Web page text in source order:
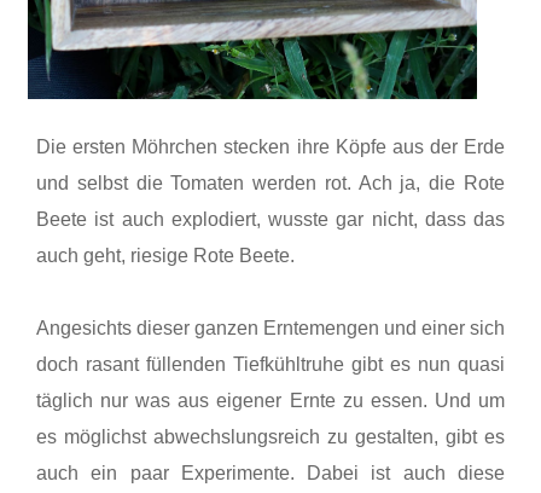
Die ersten Möhrchen stecken ihre Köpfe aus der Erde
und selbst die Tomaten werden rot. Ach ja, die Rote
Beete ist auch explodiert, wusste gar nicht, dass das
auch geht, riesige Rote Beete.
Angesichts dieser ganzen Erntemengen und einer sich
doch rasant füllenden Tiefkühltruhe gibt es nun quasi
täglich nur was aus eigener Ernte zu essen. Und um
es möglichst abwechslungsreich zu gestalten, gibt es
auch ein paar Experimente. Dabei ist auch diese